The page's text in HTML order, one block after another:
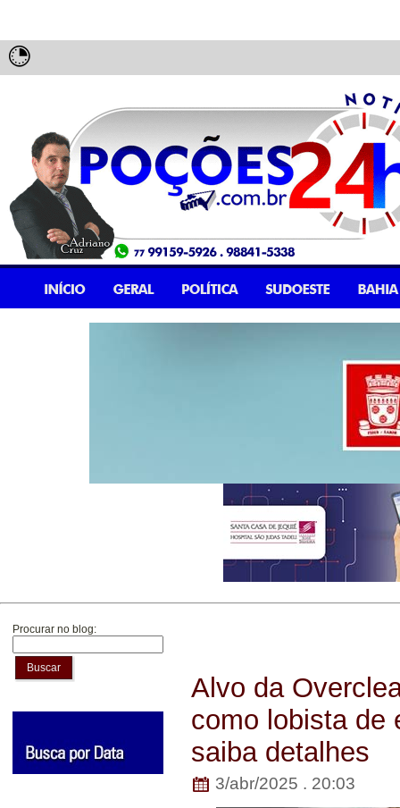
Procurar no blog:
Buscar
Alvo da
como lobista de
saiba detalhes
3/abr/2025 . 20:03